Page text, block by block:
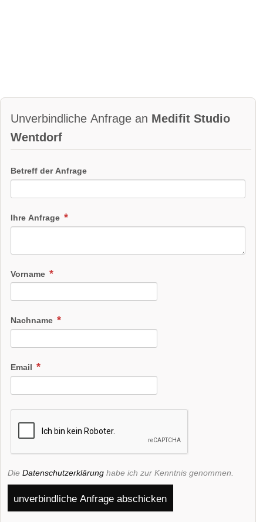
Unverbindliche Anfrage an Medifit Studio
Wentdorf
Betreff der Anfrage
Ihre Anfrage
Vorname
Nachname
Email
Die Datenschutzerklärung habe ich zur Kenntnis genommen.
unverbindliche Anfrage abschicken